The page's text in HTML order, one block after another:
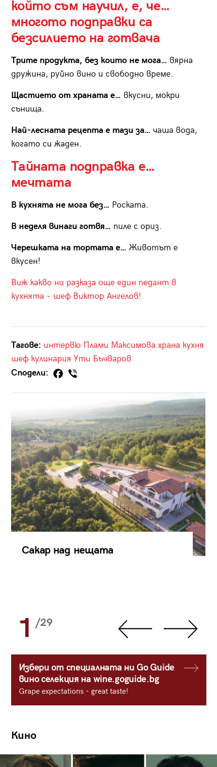
който съм научил, е, че…
многото подправки са
безсилието на готвача
Трите продукта, без които не мога… вярна
дружина, руйно вино и свободно време.
Щастието от храната е… вкусни, мокри
сънища.
Най-лесната рецепта е тази за… чаша вода,
когато си жаден.
Тайната подправка е…
мечтата
В кухнята не мога без… Роската.
В неделя винаги готвя… пиле с ориз.
Черешката на тортата е… Животът е
вкусен!
Виж какво ни разказа още един педант в
кухнята – шеф Виктор Ангелов!
Тагове: интервю Плами Максимова храна кухня
шеф кулинария Ути Бъчваров
Сподели:
Сакар над нещата
1 /29
Избери от специалната ни Go Guide
вино селекция на wine.goguide.bg
Grape expectations - great taste!
Кино